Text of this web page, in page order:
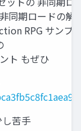
同期ロードの解
RPG サンプ
ト もぜひ
苦手